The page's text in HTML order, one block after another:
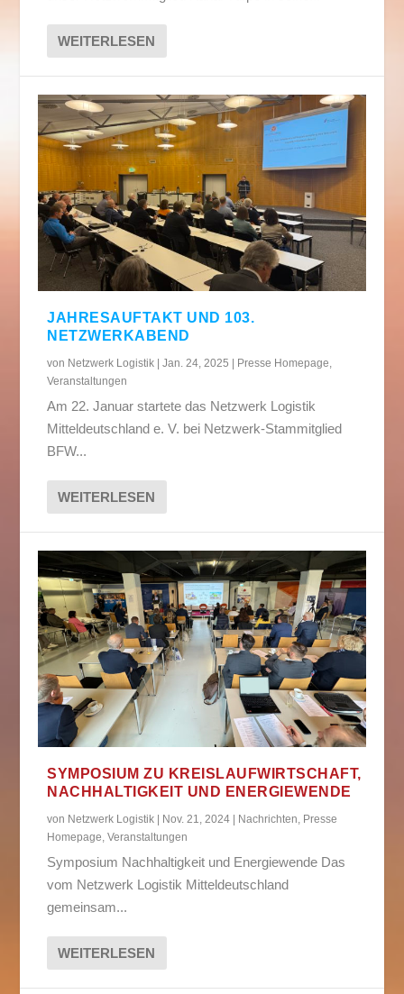
WEITERLESEN
JAHRESAUFTAKT UND 103.
NETZWERKABEND
von Netzwerk Logistik |Jan. 24, 2025 Presse Homepage,
Veranstaltungen
Am 22. Januar startete das Netzwerk Logistik
Mitteldeutschland e. V. bei Netzwerk-Stammitglied
BFW...
WEITERLESEN
SYMPOSIUM ZU KREISLAUFWIRTSCHAFT,
NACHHALTIGKEIT UND ENERGIEWENDE
von Netzwerk Logistik Nov. 21, 2024 Nachrichten, Presse
Homepage,Veranstaltungen
Symposium Nachhaltigkeit und Energiewende Das
vom Netzwerk Logistik Mitteldeutschland
gemeinsam...
WEITERLESEN